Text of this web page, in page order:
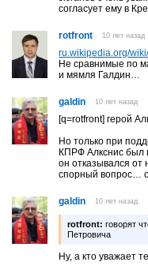
согласует ему в
rotfront 10 лет назад
ru.wikipedia.org/
Не сравнимые по
и мямля Галдин…
galdin 10 лет назад
[q=rotfront] герой
Но только при
КПРФ Алкснис был
он отказывался
спорный вопрос…
galdin 10 лет назад
rotfront: говорят
Петровича
Ну, а кто уважает